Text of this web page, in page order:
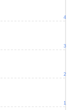
1
2
3
4